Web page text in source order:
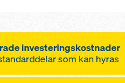
investeringskostnader
som kan hyras